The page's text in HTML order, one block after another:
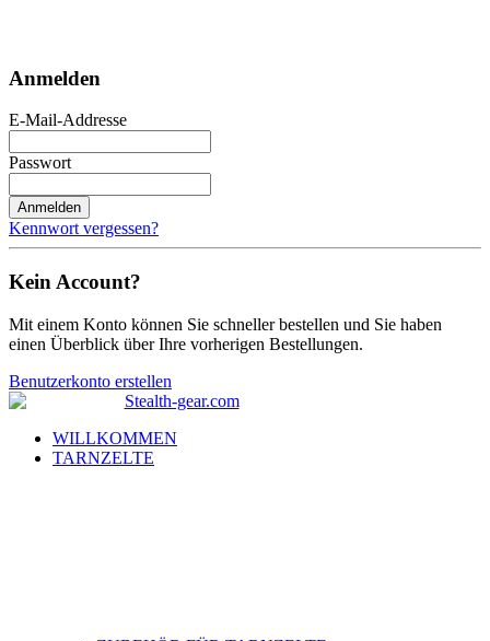
Anmelden
E-Mail-Addresse
Passwort
Anmelden
Kennwort vergessen?
Kein Account?
Mit einem Konto können Sie schneller bestellen und Sie haben
einen Überblick über Ihre vorherigen Bestellungen.
Benutzerkonto erstellen
WILLKOMMEN
TARNZELTE